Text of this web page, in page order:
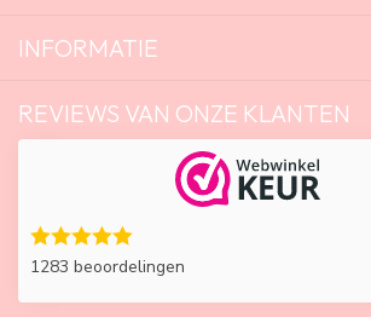
INFORMATIE
REVIEWS VAN ONZE KLANTEN
1283 beoordelingen